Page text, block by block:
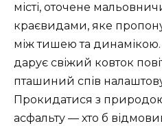
місті, оточене
краєвидами, яке
між тишею та динамікою.
дарує свіжий ковток
пташиний спів
Прокидатися з
асфальту — хто б